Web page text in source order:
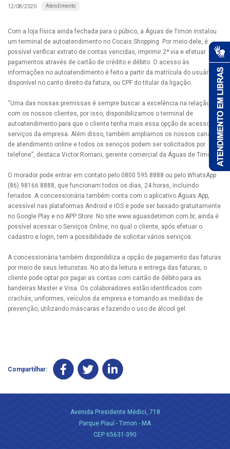
12/08/2020 Atendimento
Com a loja física ainda fechada para o púbico, a Águas de Timon instalou
um terminal de autoatendimento no Cocais Shopping. Por meio dele, é
possível verificar extrato de contas vencidas, imprimir 2ª via e efetuar
pagamentos através de cartão de crédito e débito. O acesso às
informações no autoatendimento é feito a partir da matrícula do usuário,
disponível no canto direito da fatura, ou CPF do titular da ligação.
“Uma das nossas premissas é sempre buscar a excelência na relação
com os nossos clientes, por isso, disponibilizamos o terminal de
autoatendimento para que o cliente tenha mais essa opção de acesso aos
serviços da empresa. Além disso, também ampliamos os nossos canais
de atendimento online e todos os serviços podem ser solicitados por
telefone”, destaca Victor Romani, gerente comercial da Águas de Timon.
O morador pode entrar em contato pelo 0800 595 8888 ou pelo WhatsApp
(86) 98166 8888, que funcionam todos os dias, 24 horas, incluindo
feriados. A concessionária também conta com o aplicativo Águas App,
acessível nas plataformas Android e IOS e pode ser baixado gratuitamente
no Google Play e no APP Store. No site www.aguasdetimon.com.br, ainda é
possível acessar o Serviços Online, no qual o cliente, após efetuar o
cadastro e login, tem a possibilidade de solicitar vários serviços.
A concessionária também disponibiliza a opção de pagamento das faturas
por meio de seus leituristas. No ato da leitura e entrega das faturas, o
cliente pode optar por pagar as contas com cartão de débito para as
bandeiras Master e Visa. Os colaboradores estão identificados com
crachás, uniformes, veículos da empresa e tomando as medidas de
prevenção, utilizando máscaras e fazendo o uso de álcool gel.
Compartilhar:
Avenida Presidente Médici, 718
Parque Piauí - Timon - MA
CEP 65631-390